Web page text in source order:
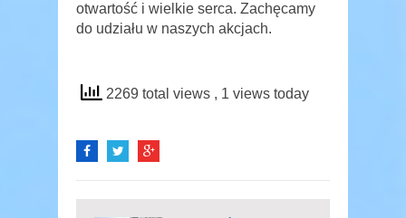
otwartość i wielkie serca. Zachęcamy
do udziału w naszych akcjach.
2269 total views , 1 views today